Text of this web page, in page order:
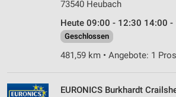
73540 Heubach
Heute 09:00 - 12:30 14:00 -
Geschlossen
481,59 km • Angebote: 1
EURONICS Burkhardt